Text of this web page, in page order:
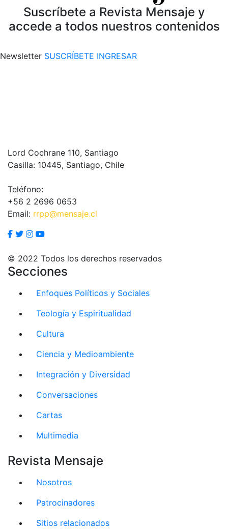
Suscríbete a Revista Mensaje y
accede a todos nuestros contenidos
Newsletter SUSCRÍBETE INGRESAR
Lord Cochrane 110, Santiago
Casilla: 10445, Santiago, Chile
Teléfono:
+56 2 2696 0653
Email: rrpp@mensaje.cl
© 2022 Todos los derechos reservados
Secciones
Enfoques Políticos y Sociales
Teología y Espiritualidad
Cultura
Ciencia y Medioambiente
Integración y Diversidad
Conversaciones
Cartas
Multimedia
Revista Mensaje
Nosotros
Patrocinadores
Sitios relacionados